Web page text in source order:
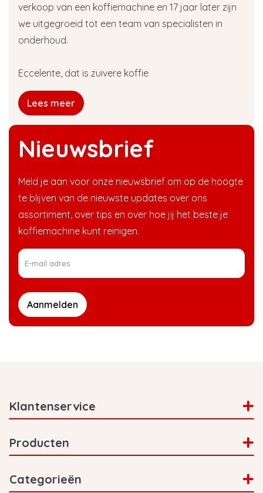
Nieuwsbrief
Meld je aan voor onze nieuwsbrief om op de hoogte
te blijven van de nieuwste updates over ons
assortiment, over tips en over hoe jij het beste je
koffiemachine kunt reinigen.
Aanmelden
verkoop van een koffiemachine en 17 jaar later zijn
we uitgegroeid tot een team van specialisten in
onderhoud.
Eccelente, dat is zuivere koffie
Lees meer
Klantenservice
Producten
Categorieën